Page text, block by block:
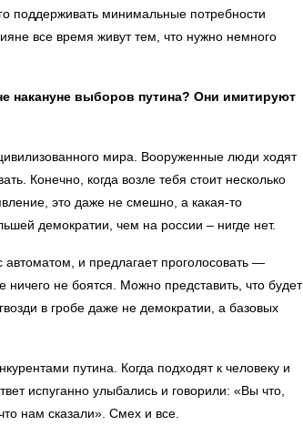
поддерживать минимальные потребности
все время живут тем, что нужно немного
накануне выборов путина? Они имитируют
мира. Вооруженные люди ходят
Конечно, когда возле тебя стоит несколько
это даже не смешно, а какая-то
демократии, чем на россии – нигде нет.
и предлагает проголосовать —
не боятся. Можно представить, что будет
в гробе даже не демократии, а базовых
путина. Когда подходят к человеку и
испуганно улыбались и говорили: «Вы что,
нам сказали». Смех и все.